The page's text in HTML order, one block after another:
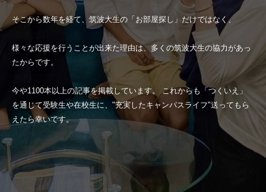
そこから数年を経て、筑波大生の「お部屋探し」だけではなく、
様々な応援を行うことが出来た理由は、多くの筑波大生の協力があっ
たからです。
今や1100本以上の記事を掲載しています。 これからも「つくいえ」
を通じて受験生や在校生に、"充実したキャンパスライフ"送ってもら
えたら幸いです。